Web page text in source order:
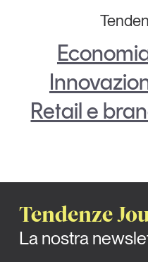
Retail e
Tendenze
La nostra